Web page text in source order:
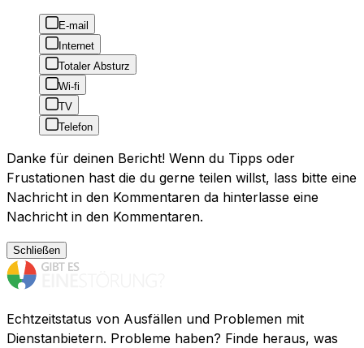
E-mail
Internet
Totaler Absturz
Wi-fi
TV
Telefon
Danke für deinen Bericht! Wenn du Tipps oder
Frustationen hast die du gerne teilen willst, lass bitte eine
Nachricht in den Kommentaren da hinterlasse eine
Nachricht in den Kommentaren.
Schließen
Echtzeitstatus von Ausfällen und Problemen mit
Dienstanbietern. Probleme haben? Finde heraus, was